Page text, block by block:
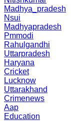
Madhya_pradesh
Nsui
Madhyapradesh
Pmmodi
Rahulgandhi
Uttarpradesh
Haryana
Cricket
Lucknow
Uttarakhand
Crimenews
Aap
Education